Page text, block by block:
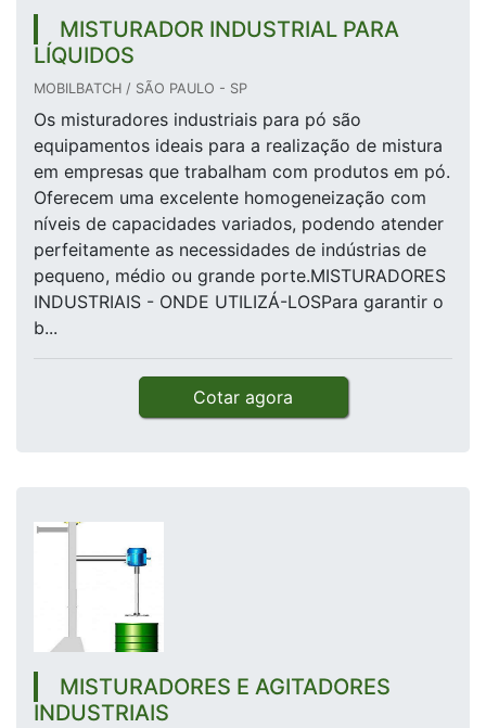
MISTURADOR INDUSTRIAL PARA
LÍQUIDOS
MOBILBATCH / SÃO PAULO - SP
Os misturadores industriais para pó são
equipamentos ideais para a realização de mistura
em empresas que trabalham com produtos em pó.
Oferecem uma excelente homogeneização com
níveis de capacidades variados, podendo atender
perfeitamente as necessidades de indústrias de
pequeno, médio ou grande porte.MISTURADORES
INDUSTRIAIS - ONDE UTILIZÁ-LOSPara garantir o
b...
Cotar agora
MISTURADORES E AGITADORES
INDUSTRIAIS